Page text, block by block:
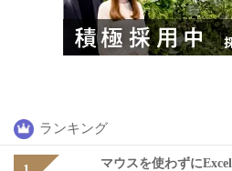
ランキング
マウスを使わずに